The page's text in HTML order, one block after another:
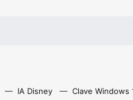
IA Disney Clave Windows